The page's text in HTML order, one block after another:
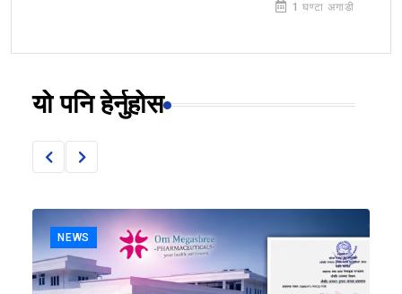
1 घण्टा अगाडी
यो पनि हेर्नुहोस
NEWS